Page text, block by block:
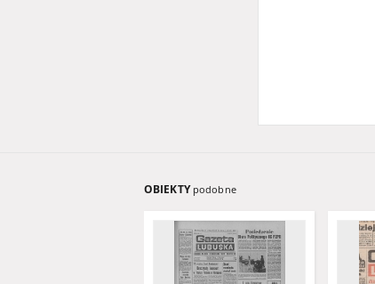
OBIEKTY podobne